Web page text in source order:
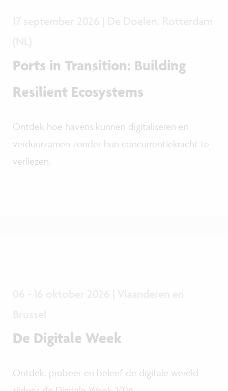
Ports in Transition: Building
Resilient Ecosystems
Ontdek hoe havens kunnen digitaliseren en
verduurzamen zonder hun concurrentiekracht te
verliezen.
De Digitale Week
Ontdek, probeer en beleef de digitale wereld